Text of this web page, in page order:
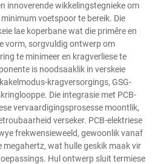
innoverende wikkelingstegnieke om
voetspoor te bereik. Die
lae koperbane wat die primêre en
vorm, sorgvuldig ontwerp om
te minimeer en kragverliese te
is noodsaaklik in verskeie
kragversorgings, GSG-
Die integrasie met PCB-
vervaardigingsprosesse moontlik,
verseker. PCB-elektriese
frekwensieweeld, gewoonlik vanaf
wat hulle geskik maak vir
Hul ontwerp sluit termiese